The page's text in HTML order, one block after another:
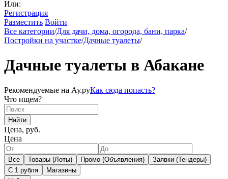
Или:
Регистрация
Разместить Войти
Все категории/Для дачи, дома, огорода, бани, парка/
Постройки на участке/Дачные туалеты/
Дачные туалеты в Абакане
Рекомендуемые на Ау.руКак сюда попасть?
Что ищем?
Найти
Цена, руб.
Цена
Все Товары (Лоты) Промо (Объявления)
Заявки (Тендеры)
С 1 рубля
Магазины